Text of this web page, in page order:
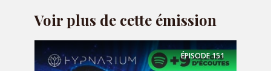
Hébergé par Acast. Visitez
d’informations.
Voir plus de cette émission
ÉPISODE151